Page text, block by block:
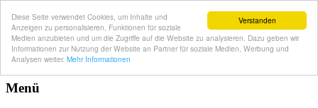
Verstanden
Diese Seite verwendet Cookies, um Inhalte und
Anzeigen zu personalisieren, Funktionen für soziale
Medien anzubieten und um die Zugriffe auf die Website zu analysieren. Dazu geben wir
Informationen zur Nutzung der Website an Partner für soziale Medien, Werbung und
Analysen weiter. Mehr Informationen
Menü